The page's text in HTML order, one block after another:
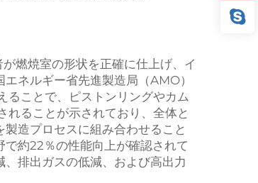
燃焼室の形状を正確に仕上げ、イ
ネルギー省先進製造局（AMO）
ることで、ピストンリングやカム
ることが示されており、全体と
造プロセスに組み合わせること
約22％の性能向上が確認されて
排出ガスの低減、および高出力